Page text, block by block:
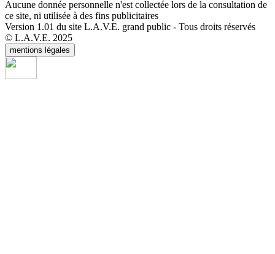
Aucune donnée personnelle n'est collectée lors de la consultation de
ce site, ni utilisée à des fins publicitaires
Version 1.01 du site L.A.V.E. grand public - Tous droits réservés
© L.A.V.E. 2025
mentions légales